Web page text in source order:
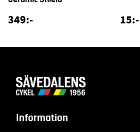
349:- 15:-
Information